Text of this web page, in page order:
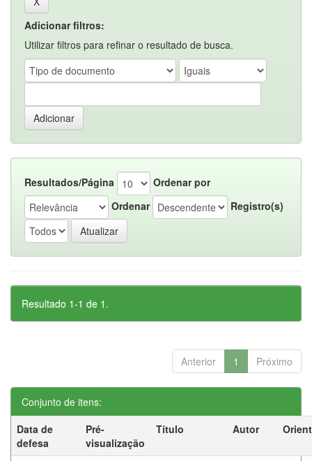
Adicionar filtros:
Utilizar filtros para refinar o resultado de busca.
Resultados/Página
Ordenar por
Ordenar
Registro(s)
Resultado 1-1 de 1.
Anterior 1 Próximo
Conjunto de itens:
Data de
defesa
Pré-
visualização
Título Autor